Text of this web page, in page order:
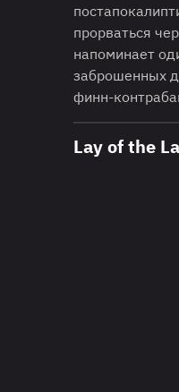
прорваться
напоминает
заброшенных
финн-
Lay of the